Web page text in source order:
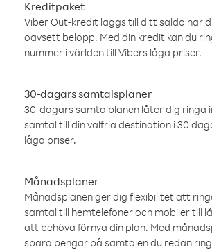
Kreditpaket
Viber Out-kredit läggs till ditt saldo när
oavsett belopp. Med din kredit kan du
nummer i världen till Vibers låga priser.
30-dagars samtalsplaner
30-dagars samtalplanen låter dig ringa
samtal till din valfria destination i 30
låga priser.
Månadsplaner
Månadsplanen ger dig flexibilitet att
samtal till hemtelefoner och mobiler till
att behöva förnya din plan. Med
spara pengar på samtalen du redan